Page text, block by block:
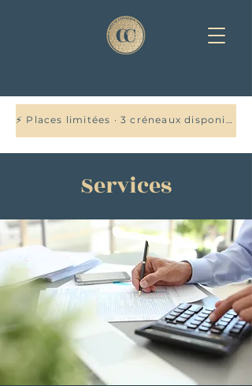
⚡ Places limitées · 3 créneaux disponibles cette semaine — Réservez votre audit offert →
Services